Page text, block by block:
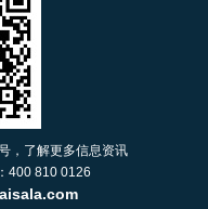
，了解更多信息资讯
400 810 0126